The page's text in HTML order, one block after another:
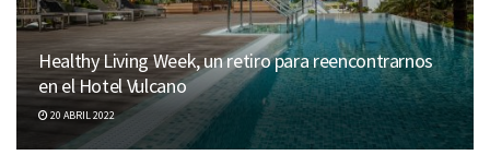
Healthy Living Week, un retiro para reencontrarnos
en el Hotel Vulcano
20 ABRIL 2022
Tenerife a vista de pájaro
5 FEBRERO 2026